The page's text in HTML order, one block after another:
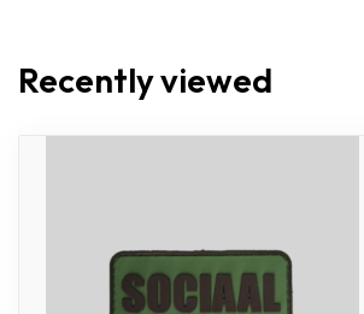
Posted on 26 March 2025 at 14:19
Harm Poortman
Recently viewed